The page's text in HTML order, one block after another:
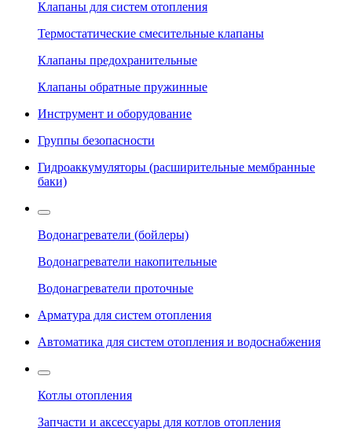
Клапаны для систем отопления
Термостатические смесительные клапаны
Клапаны предохранительные
Клапаны обратные пружинные
Инструмент и оборудование
Группы безопасности
Гидроаккумуляторы (расширительные мембранные
баки)
Водонагреватели (бойлеры)
Водонагреватели накопительные
Водонагреватели проточные
Арматура для систем отопления
Автоматика для систем отопления и водоснабжения
Котлы отопления
Запчасти и аксессуары для котлов отопления